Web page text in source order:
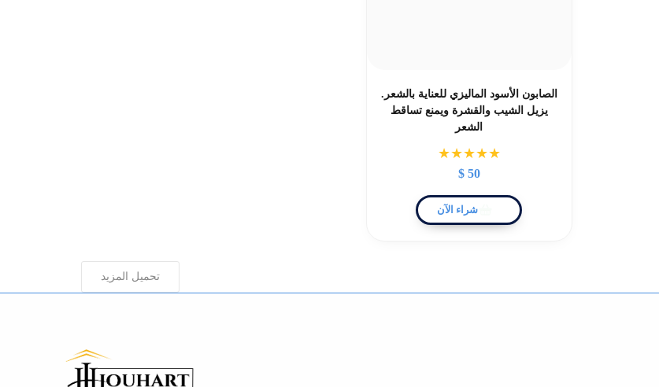
الصابون الأسود الماليزي للعناية بالشعر.
يزيل الشيب والقشرة ويمنع تساقط
الشعر
★★★★★
50
$
شراء الآن
تحميل المزيد